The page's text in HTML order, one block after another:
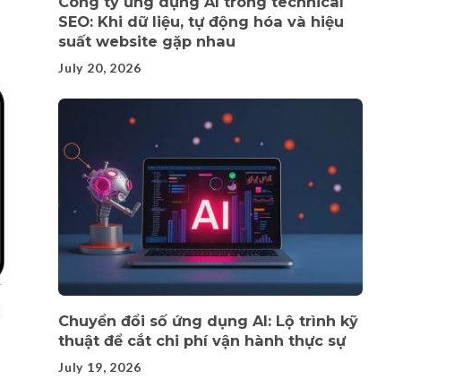
SEO: Khi dữ liệu, tự động hóa và hiệu
suất website gặp nhau
July 20, 2026
Chuyển đổi số ứng dụng AI: Lộ trình kỹ
thuật để cắt chi phí vận hành thực sự
July 19, 2026